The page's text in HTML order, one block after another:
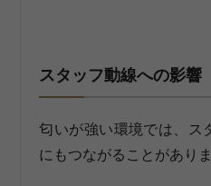
スタッフ動線への影響
匂いが強い環境では、ス
にもつながることがありま